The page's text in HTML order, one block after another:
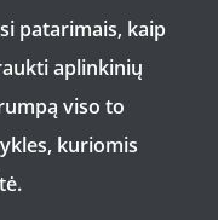
patarimais, kaip
aplinkinių
viso to
kuriomis